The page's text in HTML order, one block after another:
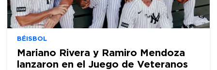
BÉISBOL
Mariano Rivera y Ramiro Mendoza
lanzaron en el Juego de Veteranos